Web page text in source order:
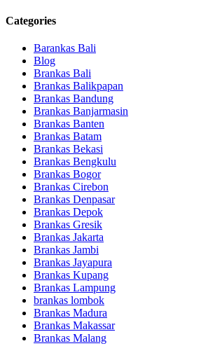
Categories
Barankas Bali
Blog
Brankas Bali
Brankas Balikpapan
Brankas Bandung
Brankas Banjarmasin
Brankas Banten
Brankas Batam
Brankas Bekasi
Brankas Bengkulu
Brankas Bogor
Brankas Cirebon
Brankas Denpasar
Brankas Depok
Brankas Gresik
Brankas Jakarta
Brankas Jambi
Brankas Jayapura
Brankas Kupang
Brankas Lampung
brankas lombok
Brankas Madura
Brankas Makassar
Brankas Malang